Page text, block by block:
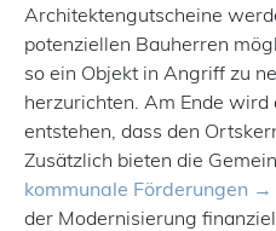
Architektengutscheine
potenziellen Bauherren
so ein Objekt in Angriff zu
herzurichten. Am Ende
entstehen, dass den
Zusätzlich bieten die
kommunale Förderungen
der Modernisierung